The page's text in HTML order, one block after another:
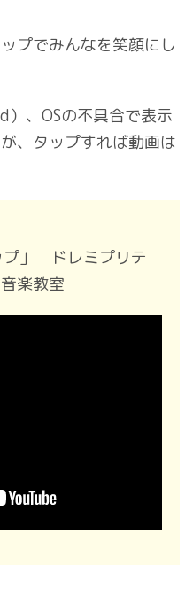
プでみんなを笑顔にし
、OSの不具合で表示
、タップすれば動画は
プ」 ドレミプリテ
楽教室